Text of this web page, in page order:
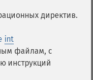
директив.
int
файлам, с
инструкций